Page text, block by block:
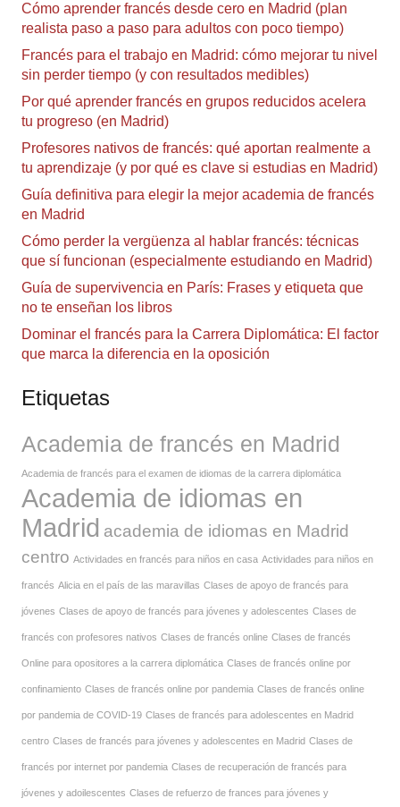
Cómo aprender francés desde cero en Madrid (plan
realista paso a paso para adultos con poco tiempo)
Francés para el trabajo en Madrid: cómo mejorar tu nivel
sin perder tiempo (y con resultados medibles)
Por qué aprender francés en grupos reducidos acelera
tu progreso (en Madrid)
Profesores nativos de francés: qué aportan realmente a
tu aprendizaje (y por qué es clave si estudias en Madrid)
Guía definitiva para elegir la mejor academia de francés
en Madrid
Cómo perder la vergüenza al hablar francés: técnicas
que sí funcionan (especialmente estudiando en Madrid)
Guía de supervivencia en París: Frases y etiqueta que
no te enseñan los libros
Dominar el francés para la Carrera Diplomática: El factor
que marca la diferencia en la oposición
Etiquetas
Academia de francés en Madrid
Academia de francés para el examen de idiomas de la carrera diplomática
Academia de idiomas en
Madrid academia de idiomas en Madrid
centro Actividades en francés para niños en casa Actividades para niños en
francés Alicia en el país de las maravillas Clases de apoyo de francés para
jóvenes Clases de apoyo de francés para jóvenes y adolescentes Clases de
francés con profesores nativos Clases de francés online Clases de francés
Online para opositores a la carrera diplomática Clases de francés online por
confinamiento Clases de francés online por pandemia Clases de francés online
por pandemia de COVID-19 Clases de francés para adolescentes en Madrid
centro Clases de francés para jóvenes y adolescentes en Madrid Clases de
francés por internet por pandemia Clases de recuperación de francés para
jóvenes y adoilescentes Clases de refuerzo de frances para jóvenes y